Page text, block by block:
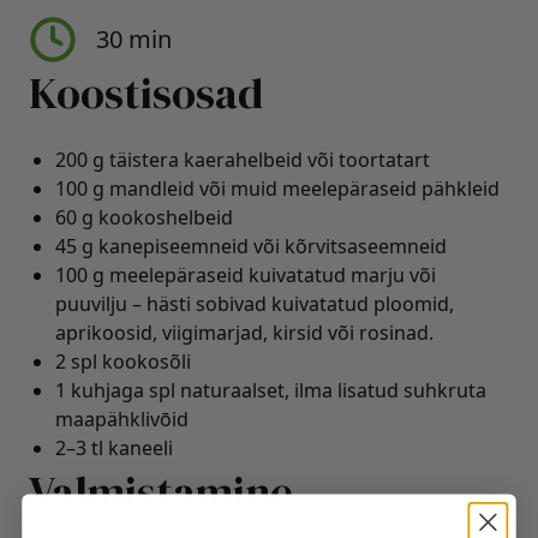
30 min
Koostisosad
200 g täistera kaerahelbeid või toortatart
100 g mandleid või muid meelepäraseid pähkleid
60 g kookoshelbeid
45 g kanepiseemneid või kõrvitsaseemneid
100 g meelepäraseid kuivatatud marju või
puuvilju – hästi sobivad kuivatatud ploomid,
aprikoosid, viigimarjad, kirsid või rosinad.
2 spl kookosõli
1 kuhjaga spl naturaalset, ilma lisatud suhkruta
maapähklivōid
2–3 tl kaneeli
Valmistamine